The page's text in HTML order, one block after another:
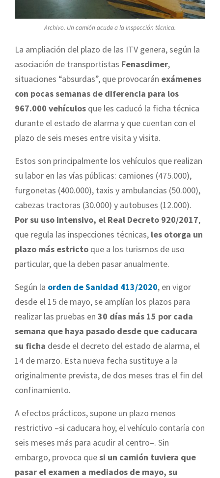
Archivo. Un camión acude a la inspección técnica.
La ampliación del plazo de las ITV genera, según la
asociación de transportistas Fenasdimer,
situaciones “absurdas”, que provocarán exámenes
con pocas semanas de diferencia para los
967.000 vehículos que les caducó la ficha técnica
durante el estado de alarma y que cuentan con el
plazo de seis meses entre visita y visita.
Estos son principalmente los vehículos que realizan
su labor en las vías públicas: camiones (475.000),
furgonetas (400.000), taxis y ambulancias (50.000),
cabezas tractoras (30.000) y autobuses (12.000).
Por su uso intensivo, el Real Decreto 920/2017,
que regula las inspecciones técnicas, les otorga un
plazo más estricto que a los turismos de uso
particular, que la deben pasar anualmente.
Según la orden de Sanidad 413/2020, en vigor
desde el 15 de mayo, se amplían los plazos para
realizar las pruebas en 30 días más 15 por cada
semana que haya pasado desde que caducara
su ficha desde el decreto del estado de alarma, el
14 de marzo. Esta nueva fecha sustituye a la
originalmente prevista, de dos meses tras el fin del
confinamiento.
A efectos prácticos, supone un plazo menos
restrictivo –si caducara hoy, el vehículo contaría con
seis meses más para acudir al centro–. Sin
embargo, provoca quesi un camión tuviera que
pasar el examen a mediados de mayo, su